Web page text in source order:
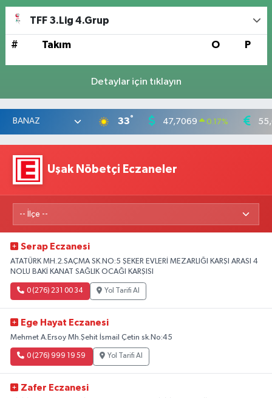
TFF 3.Lig 4.Grup
# Takım O P
Detaylar için tıklayın
33° 47,7069 0.17%
Uşak Nöbetçi Eczaneler
Serap Eczanesi
ATATÜRK MH.2.SAÇMA SK.NO:5 ŞEKER EVLERİ MEZARLIĞI KARŞI ARASI 4
NOLU BAKİ KANAT SAĞLIK OCAĞI KARŞISI
0 (276) 231 00 34 Yol Tarifi Al
Ege Hayat Eczanesi
Mehmet A.Ersoy Mh.Şehit İsmail Çetin sk.No:45
0 (276) 999 19 59 Yol Tarifi Al
Zafer Eczanesi